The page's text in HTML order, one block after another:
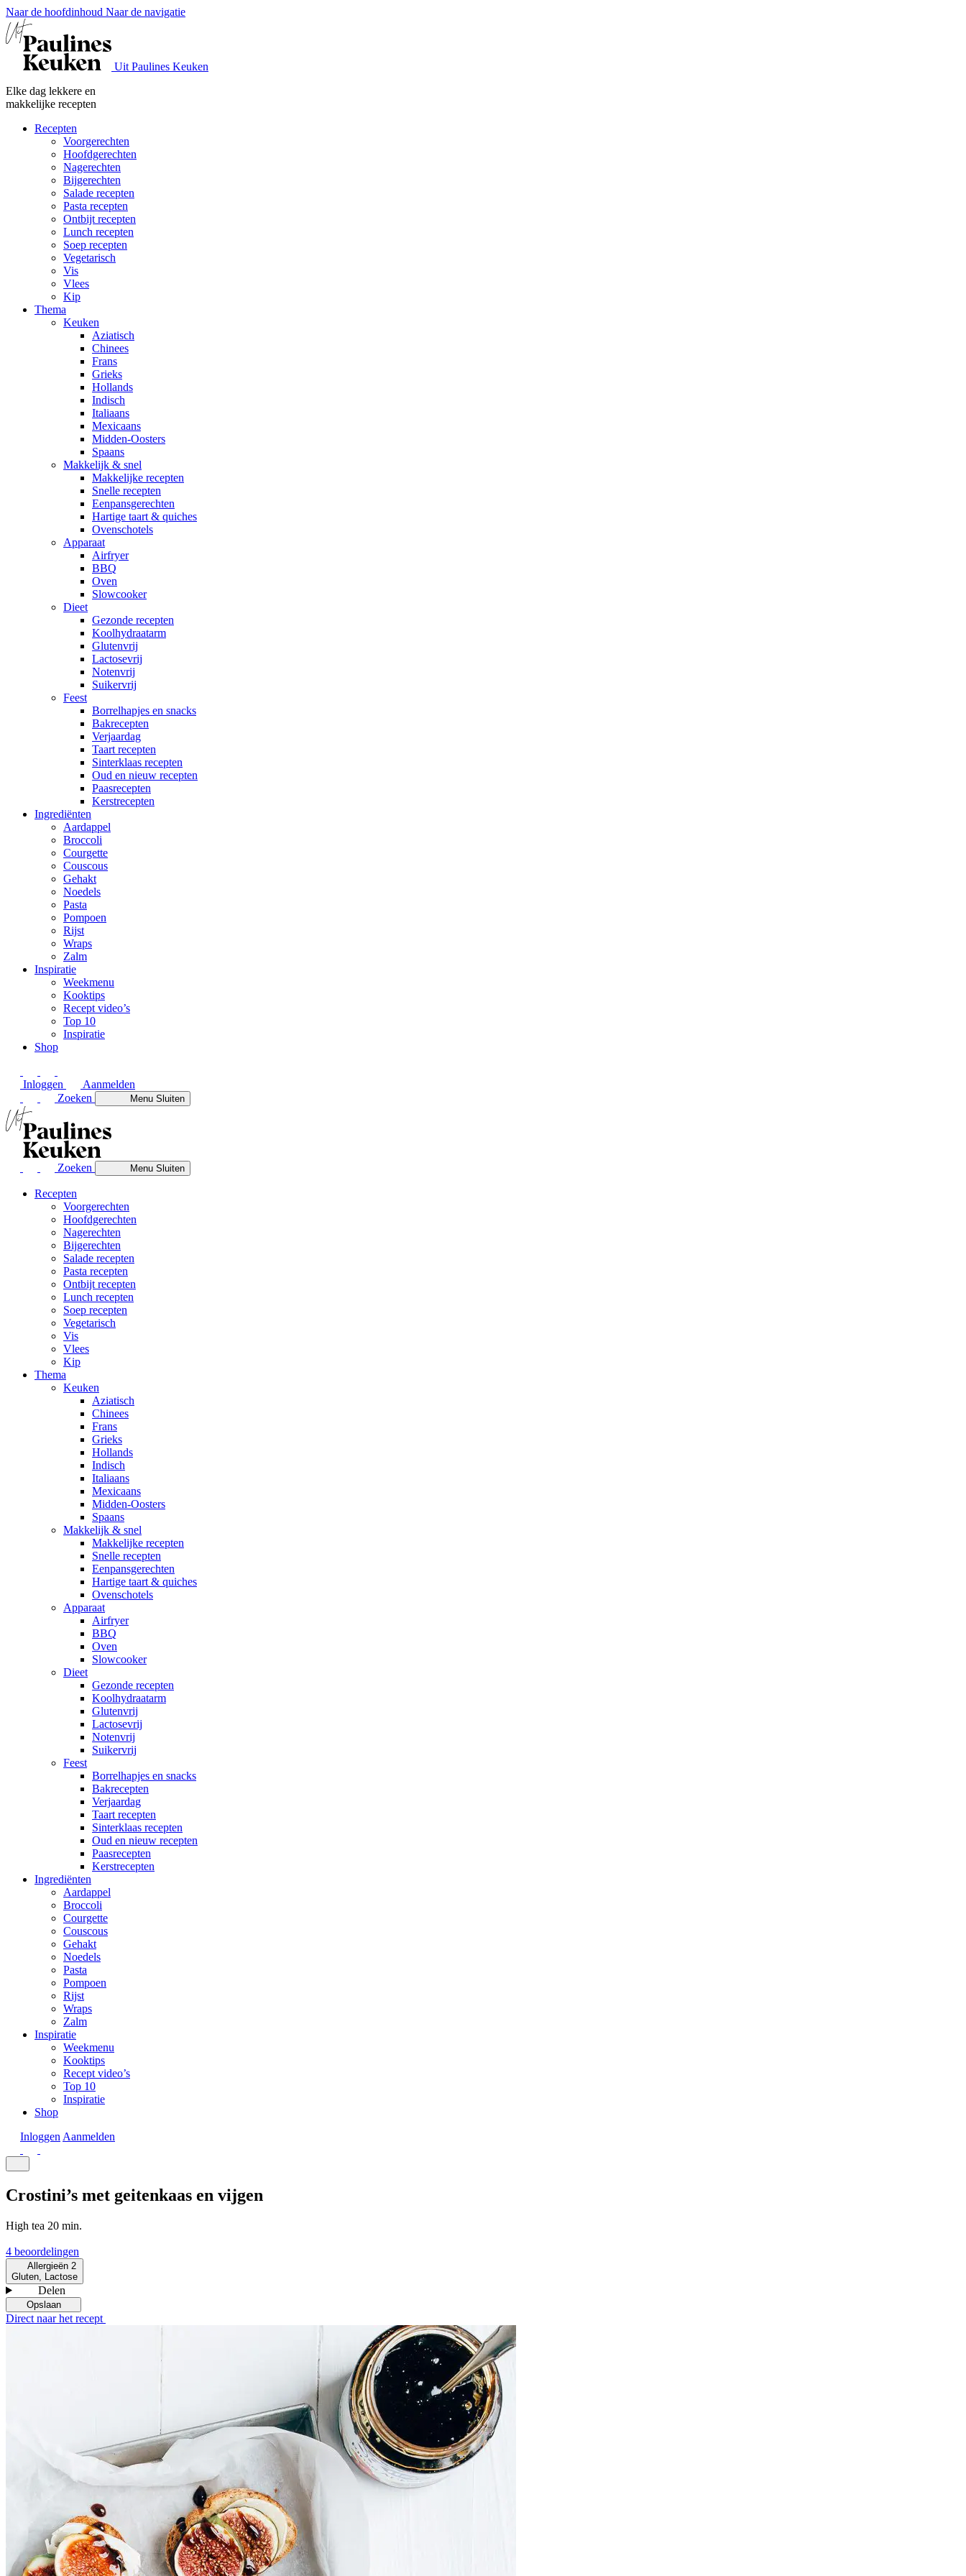
Naar de hoofdinhoud Naar de navigatie
Uit Paulines Keuken
Elke dag lekkere en
makkelijke recepten
Recepten
Voorgerechten
Hoofdgerechten
Nagerechten
Bijgerechten
Salade recepten
Pasta recepten
Ontbijt recepten
Lunch recepten
Soep recepten
Vegetarisch
Vis
Vlees
Kip
Thema
Keuken
Aziatisch
Chinees
Frans
Grieks
Hollands
Indisch
Italiaans
Mexicaans
Midden-Oosters
Spaans
Makkelijk & snel
Makkelijke recepten
Snelle recepten
Eenpansgerechten
Hartige taart & quiches
Ovenschotels
Apparaat
Airfryer
BBQ
Oven
Slowcooker
Dieet
Gezonde recepten
Koolhydraatarm
Glutenvrij
Lactosevrij
Notenvrij
Suikervrij
Feest
Borrelhapjes en snacks
Bakrecepten
Verjaardag
Taart recepten
Sinterklaas recepten
Oud en nieuw recepten
Paasrecepten
Kerstrecepten
Ingrediënten
Aardappel
Broccoli
Courgette
Couscous
Gehakt
Noedels
Pasta
Pompoen
Rijst
Wraps
Zalm
Inspiratie
Weekmenu
Kooktips
Recept video’s
Top 10
Inspiratie
Shop
Inloggen
Aanmelden
Zoeken
MenuSluiten
Zoeken MenuSluiten
Recepten
Voorgerechten
Hoofdgerechten
Nagerechten
Bijgerechten
Salade recepten
Pasta recepten
Ontbijt recepten
Lunch recepten
Soep recepten
Vegetarisch
Vis
Vlees
Kip
Thema
Keuken
Aziatisch
Chinees
Frans
Grieks
Hollands
Indisch
Italiaans
Mexicaans
Midden-Oosters
Spaans
Makkelijk & snel
Makkelijke recepten
Snelle recepten
Eenpansgerechten
Hartige taart & quiches
Ovenschotels
Apparaat
Airfryer
BBQ
Oven
Slowcooker
Dieet
Gezonde recepten
Koolhydraatarm
Glutenvrij
Lactosevrij
Notenvrij
Suikervrij
Feest
Borrelhapjes en snacks
Bakrecepten
Verjaardag
Taart recepten
Sinterklaas recepten
Oud en nieuw recepten
Paasrecepten
Kerstrecepten
Ingrediënten
Aardappel
Broccoli
Courgette
Couscous
Gehakt
Noedels
Pasta
Pompoen
Rijst
Wraps
Zalm
Inspiratie
Weekmenu
Kooktips
Recept video’s
Top 10
Inspiratie
Shop
Inloggen Aanmelden
Crostini’s met geitenkaas en vijgen
High tea 20 min.
4 beoordelingen
Allergieën 2
Gluten, Lactose
Delen
Opslaan
Direct naar het recept